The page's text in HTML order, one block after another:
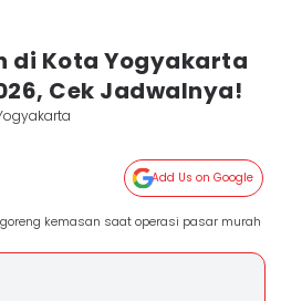
di Kota Yogyakarta
Cek Jadwalnya!
Add Us on Google
kemasan saat operasi pasar murah